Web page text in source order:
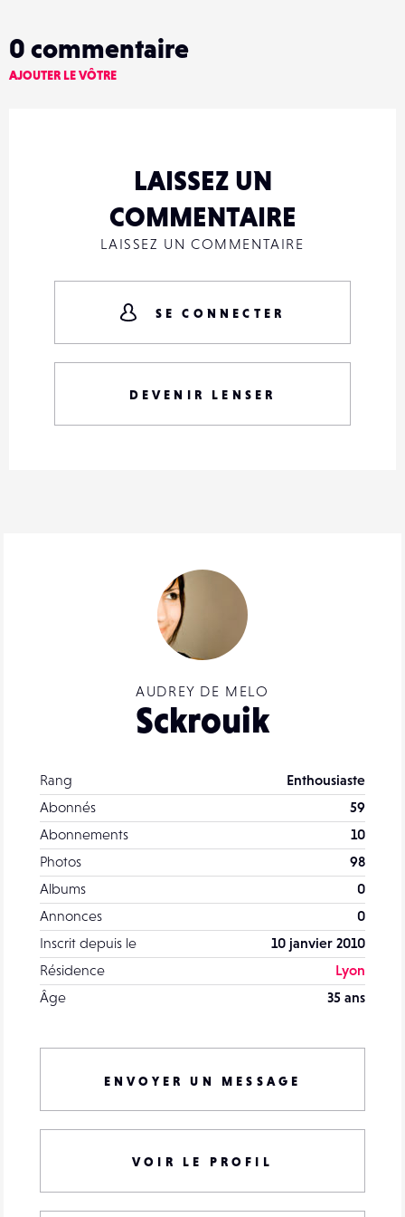
AUDREY DE MELO
Sckrouik
Rang
Enthousiaste
Abonnés
59
Abonnements
10
Photos
98
Albums
0
Annonces
0
Inscrit depuis le
10 janvier 2010
Résidence
Lyon
Âge
35 ans
ENVOYER UN MESSAGE
VOIR LE PROFIL
0 commentaire
AJOUTER LE VÔTRE
LAISSEZ UN
COMMENTAIRE
LAISSEZ UN COMMENTAIRE
SE CONNECTER
DEVENIR LENSER